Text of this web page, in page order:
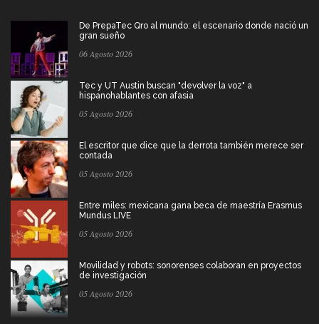
De PrepaTec Qro al mundo: el escenario donde nació un
gran sueño
06 Agosto 2026
Tec y UT Austin buscan "devolver la voz" a
hispanohablantes con afasia
05 Agosto 2026
El escritor que dice que la derrota también merece ser
contada
05 Agosto 2026
Entre miles: mexicana gana beca de maestría Erasmus
Mundus LIVE
05 Agosto 2026
Movilidad y robots: sonorenses colaboran en proyectos
de investigación
05 Agosto 2026